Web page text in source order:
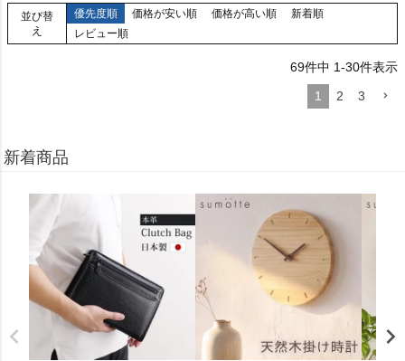
並び替
え
優先度順 価格が安い順 価格が高い順
新着順
レビュー順
69件中 1-30件表示
1
2 3
新着商品